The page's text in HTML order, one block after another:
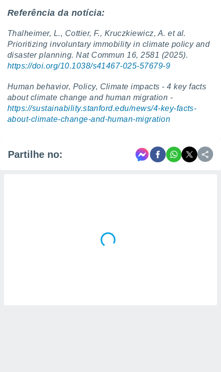
Referência da notícia:
Thalheimer, L., Cottier, F., Kruczkiewicz, A. et al.
Prioritizing involuntary immobility in climate policy and
disaster planning. Nat Commun 16, 2581 (2025).
https://doi.org/10.1038/s41467-025-57679-9
Human behavior, Policy, Climate impacts - 4 key facts
about climate change and human migration -
https://sustainability.stanford.edu/news/4-key-facts-
about-climate-change-and-human-migration
Partilhe no: